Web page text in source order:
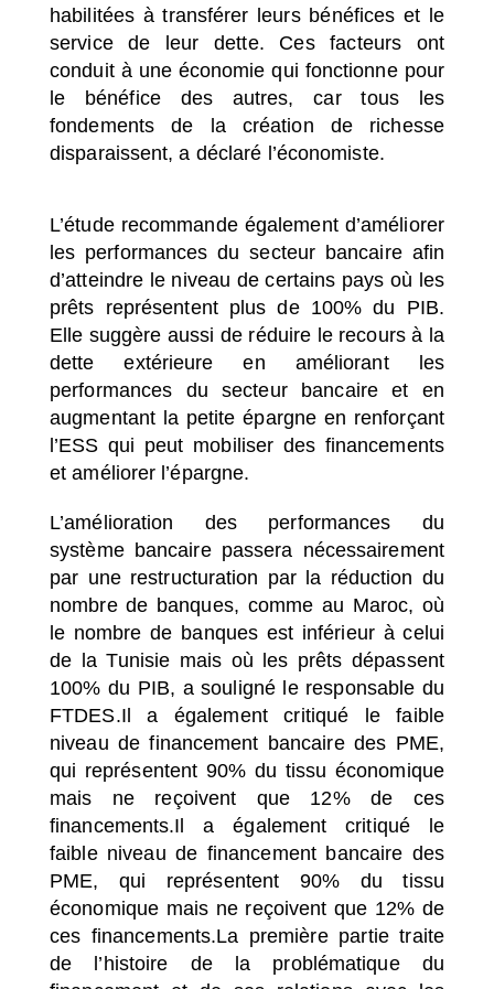
habilitées à transférer leurs bénéfices et le
service de leur dette. Ces facteurs ont
conduit à une économie qui fonctionne pour
le bénéfice des autres, car tous les
fondements de la création de richesse
disparaissent, a déclaré l’économiste.
L’étude recommande également d’améliorer
les performances du secteur bancaire afin
d’atteindre le niveau de certains pays où les
prêts représentent plus de 100% du PIB.
Elle suggère aussi de réduire le recours à la
dette extérieure en améliorant les
performances du secteur bancaire et en
augmentant la petite épargne en renforçant
l’ESS qui peut mobiliser des financements
et améliorer l’épargne.
L’amélioration des performances du
système bancaire passera nécessairement
par une restructuration par la réduction du
nombre de banques, comme au Maroc, où
le nombre de banques est inférieur à celui
de la Tunisie mais où les prêts dépassent
100% du PIB, a souligné le responsable du
FTDES.Il a également critiqué le faible
niveau de financement bancaire des PME,
qui représentent 90% du tissu économique
mais ne reçoivent que 12% de ces
financements.Il a également critiqué le
faible niveau de financement bancaire des
PME, qui représentent 90% du tissu
économique mais ne reçoivent que 12% de
ces financements.La première partie traite
de l’histoire de la problématique du